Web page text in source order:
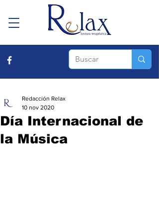
Día Internacional de
la Música
Redacción Relax
10 nov 2020